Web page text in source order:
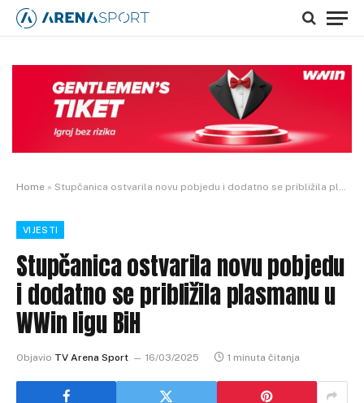
Home » Stupčanica ostvarila novu pobjedu i dodatno se približila plasmanu u WWin ligu BiH
VIJESTI
Stupčanica ostvarila novu pobjedu
i dodatno se približila plasmanu u
WWin ligu BiH
Objavio TV Arena Sport 16/03/2025 1 minuta čitanja